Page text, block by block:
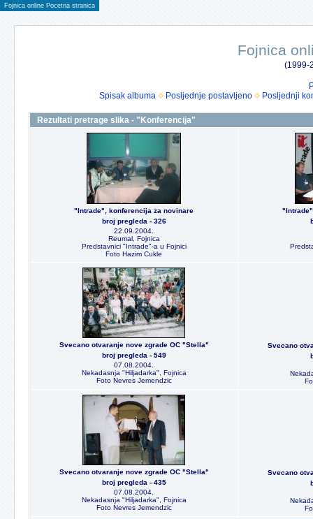
Fojnica online Pocetna stranica
Fojnica
(1999-
Spisak albuma
Posljednje postavljeno Posljednji
Rezultati pretrage slika - "Konferencija"
"Intrade", konferencija za novinare
broj pregleda - 326
22.09.2004.
Reumal, Fojnica
Predstavnici "Intrade"-a u Fojnici
Foto Hazim Cukle
Svecano otvaranje nove zgrade OC "Stella"
broj pregleda - 549
07.08.2004.
Nekadasnja "Hiljadarka", Fojnica
Foto Nevres Jemendzic
Svecano
Svecano otvaranje nove zgrade OC "Stella"
broj pregleda - 435
07.08.2004.
Nekadasnja "Hiljadarka", Fojnica
Foto Nevres Jemendzic
Svecano